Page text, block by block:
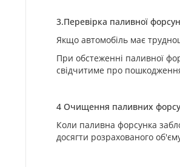
3.Перевірка паливної
Якщо автомобіль має
При обстеженні паливної
свідчитиме про
4 Очищення паливних
Коли паливна форсунка
досягти розрахованого